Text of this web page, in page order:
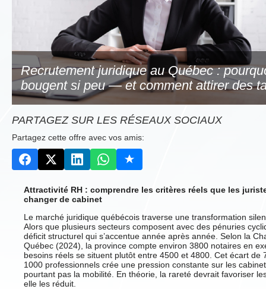
Recrutement juridique au Québec :
bougent si peu — et comment attirer des
PARTAGEZ SUR LES RÉSEAUX SOCIAUX
Partagez cette offre avec vos amis:
Attractivité RH : comprendre les critères réels que les
changer de cabinet
Le marché juridique québécois traverse une transformation
Alors que plusieurs secteurs composent avec des pénuries
déficit structurel qui s’accentue année après année. Selon la
Québec (2024), la province compte environ 3800 notaires en
besoins réels se situent plutôt entre 4500 et 4800. Cet écart de
1000 professionnels crée une pression constante sur les
pourtant pas la mobilité. En théorie, la rareté devrait favoriser
elle les réduit.